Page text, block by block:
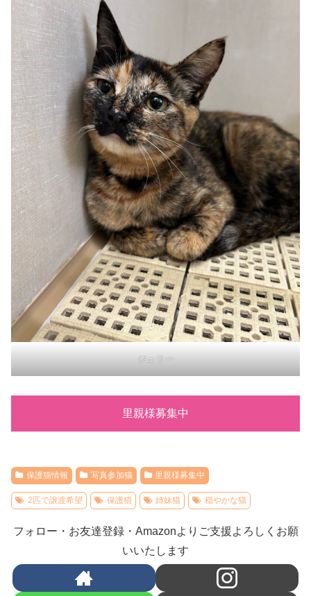
ジェリー
里親様募集中
保護猫情報 写真参加猫 里親様募集中
2匹で譲渡希望 保護猫 姉妹猫 穏やかな猫
フォロー・お友達登録・Amazonよりご支援よろしくお願
いいたします